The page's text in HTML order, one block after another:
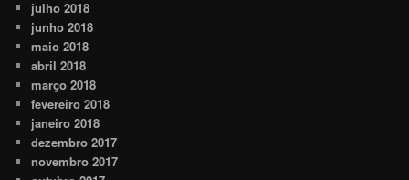
julho 2018
junho 2018
maio 2018
abril 2018
março 2018
fevereiro 2018
janeiro 2018
dezembro 2017
novembro 2017